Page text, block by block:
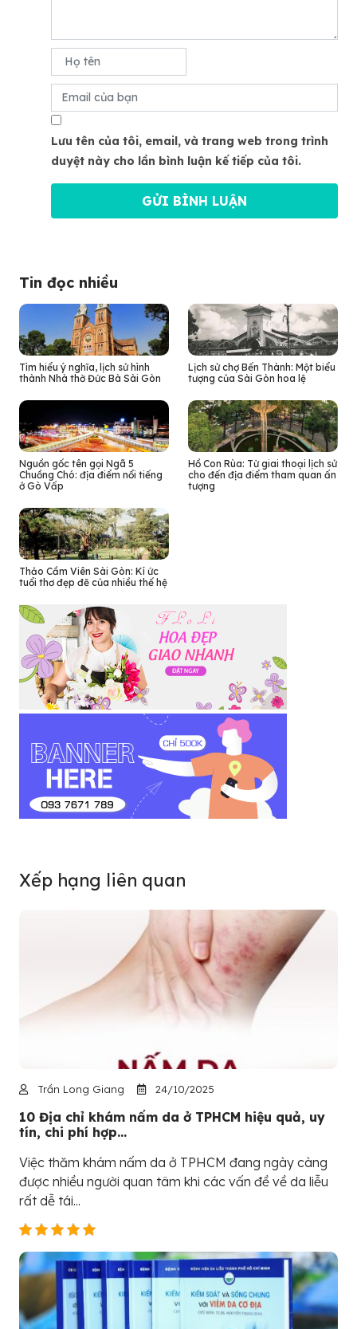
Lưu tên của tôi, email, và trang web trong trình
duyệt này cho lần bình luận kế tiếp của tôi.
Tin đọc nhiều
Tìm hiểu ý nghĩa, lịch sử hình
thành Nhà thờ Đức Bà Sài Gòn
Lịch sử chợ Bến Thành: Một biểu
tượng của Sài Gòn hoa lệ
Nguồn gốc tên gọi Ngã 5
Chuồng Chó: địa điểm nổi tiếng
ở Gò Vấp
Hồ Con Rùa: Từ giai thoại lịch sử
cho đến địa điểm tham quan ấn
tượng
Thảo Cầm Viên Sài Gòn: Kí ức
tuổi thơ đẹp đẽ của nhiều thế hệ
Xếp hạng liên quan
Trần Long Giang 24/10/2025
10 Địa chỉ khám nấm da ở TPHCM hiệu quả, uy
tín, chi phí hợp...
Việc thăm khám nấm da ở TPHCM đang ngày càng
được nhiều người quan tâm khi các vấn đề về da liễu
rất dễ tái...